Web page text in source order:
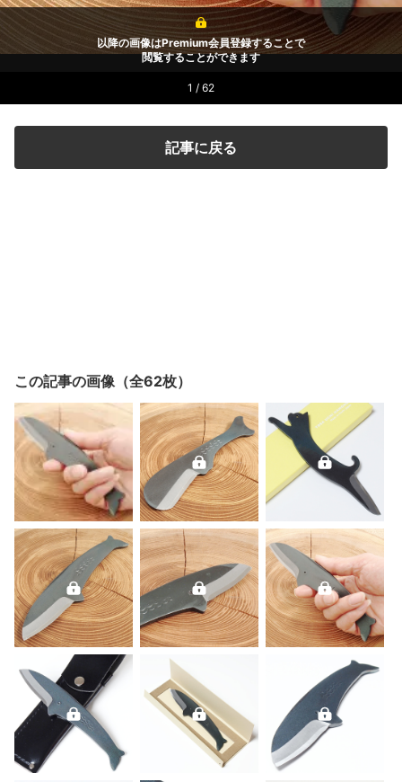
以降の画像はPremium会員登録することで
閲覧することができます
1 / 62
記事に戻る
この記事の画像（全62枚）